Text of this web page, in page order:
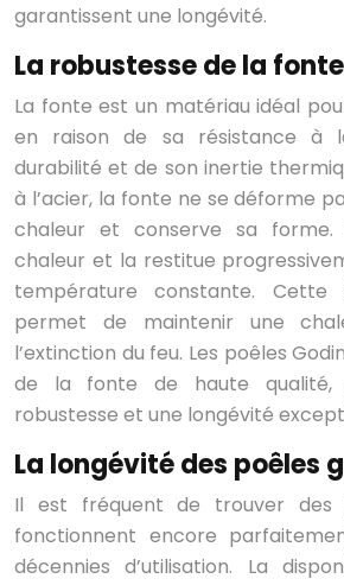
garantissent une longévité.
La robustesse de la fonte
La fonte est un matériau idéal
en raison de sa résistance à
durabilité et de son inertie
à l’acier, la fonte ne se déforme
chaleur et conserve sa forme.
chaleur et la restitue
température constante. Cette
permet de maintenir une
l’extinction du feu. Les poêles
de la fonte de haute qualité,
robustesse et une longévité
La longévité des poêles
Il est fréquent de trouver des
fonctionnent encore
décennies d’utilisation. La